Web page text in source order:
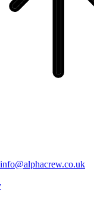
info@alphacrew.co.uk